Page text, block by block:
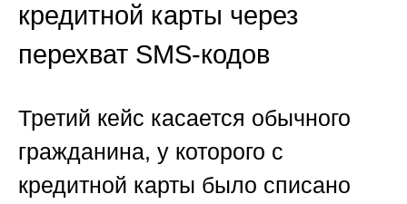
кредитной карты через
перехват SMS-кодов
Третий кейс касается обычного
гражданина, у которого с
кредитной карты было списано